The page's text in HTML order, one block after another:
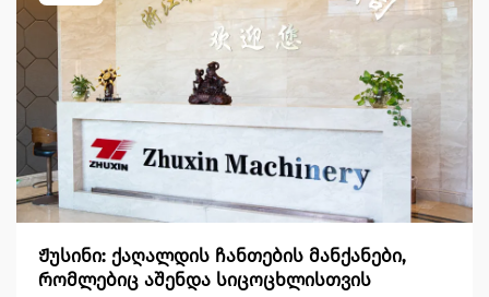
Ჟუსინი: ქაღალდის ჩანთების მანქანები,
რომლებიც აშენდა სიცოცხლისთვის